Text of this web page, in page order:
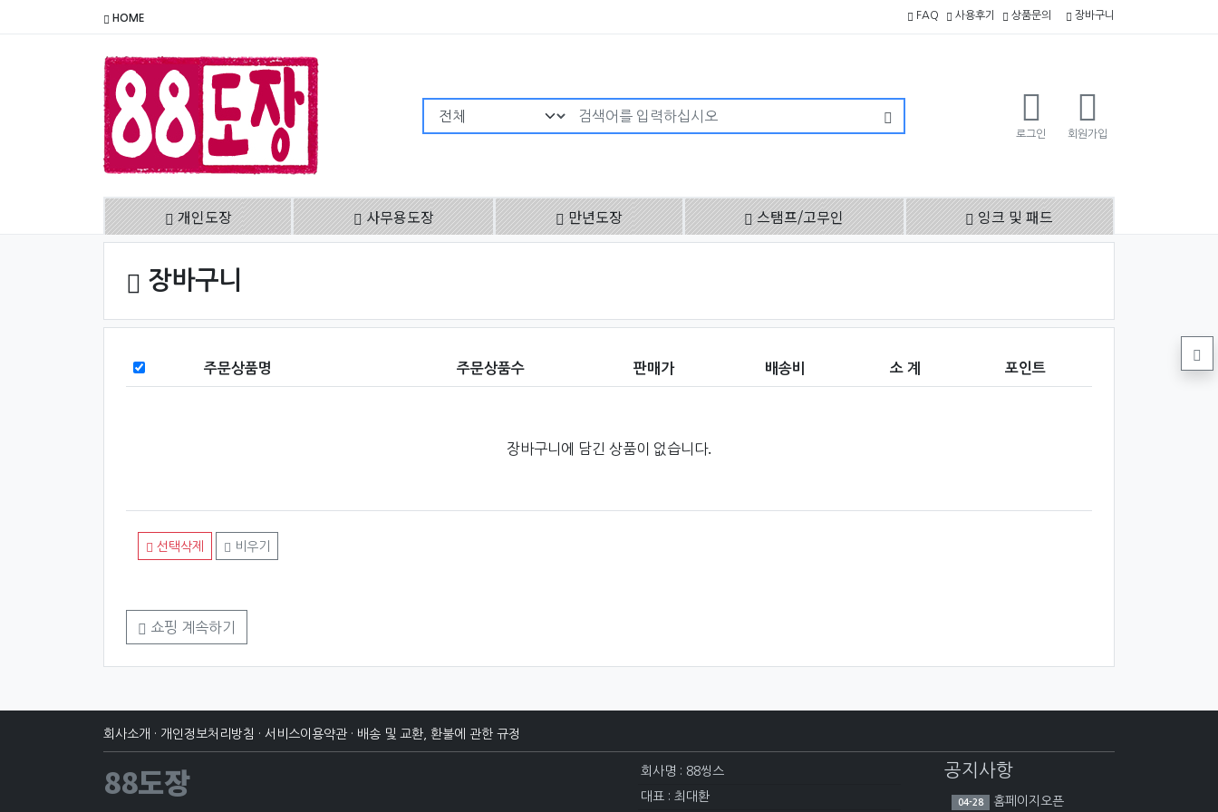
HOME FAQ 사용후기 상품문의 장바구니
검색어 필수
로그인 회원가입
개인도장 사무용도장 만년도장 스탬프/고무인 잉크 및 패드
장바구니
상품 전체
주문상품명 주문상품수 판매가 배송비 소 계 포인트
장바구니에 담긴 상품이 없습니다.
선택삭제 비우기
쇼핑 계속하기
회사소개 · 개인정보처리방침 · 서비스이용약관 · 배송 및 교환, 환불에 관한 규정
88도장 회사명 : 88씽스
대표 : 최대환
공지사항
04-28 홈페이지오픈